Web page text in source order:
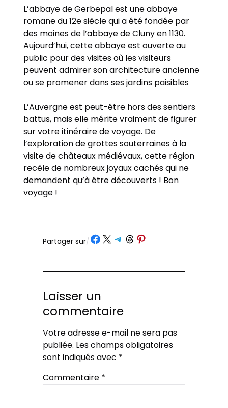
L’abbaye de Gerbepal est une abbaye
romane du 12e siècle qui a été fondée par
des moines de l’abbaye de Cluny en 1130.
Aujourd’hui, cette abbaye est ouverte au
public pour des visites où les visiteurs
peuvent admirer son architecture ancienne
ou se promener dans ses jardins paisibles
L’Auvergne est peut-être hors des sentiers
battus, mais elle mérite vraiment de figurer
sur votre itinéraire de voyage. De
l’exploration de grottes souterraines à la
visite de châteaux médiévaux, cette région
recèle de nombreux joyaux cachés qui ne
demandent qu’à être découverts ! Bon
voyage !
Partager sur/ Partager sur Facebook
Partager sur X Partager sur Telegram
Partager sur Threads
Partager sur Pinterest
Laisser un
commentaire
Votre adresse e-mail ne sera pas
publiée. Les champs obligatoires
sont indiqués avec *
Commentaire *